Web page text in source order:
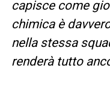
capisce come
chimica è
nella stessa
renderà tutto